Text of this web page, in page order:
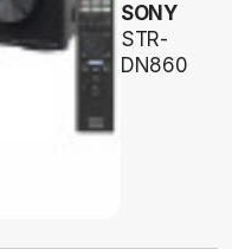
SONY
STR-
DN860